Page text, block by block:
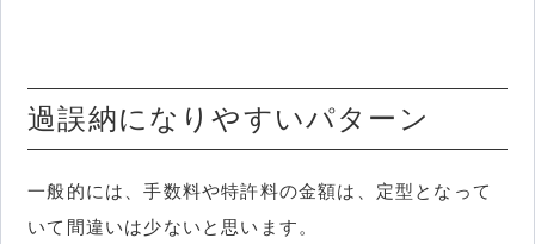
過誤納になりやすいパターン
一般的には、手数料や特許料の金額は、定型となって
いて間違いは少ないと思います。